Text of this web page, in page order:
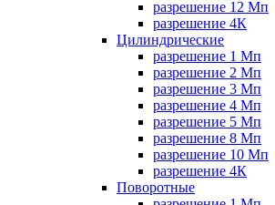
разрешение 12 Мп
разрешение 4К
Цилиндрические
разрешение 1 Мп
разрешение 2 Мп
разрешение 3 Мп
разрешение 4 Мп
разрешение 5 Мп
разрешение 8 Мп
разрешение 10 Мп
разрешение 4К
Поворотные